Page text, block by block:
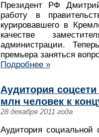
Президент РФ
работу в
курировавшего в
качестве
администрации.
премьера заняться
Подробнее »
Аудитория
млн человек к
28 декабря 2011 года
Аудитория социальной